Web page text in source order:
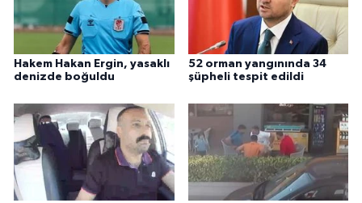
Hakem Hakan Ergin, yasaklı
denizde boğuldu
52 orman yangınında 34
şüpheli tespit edildi